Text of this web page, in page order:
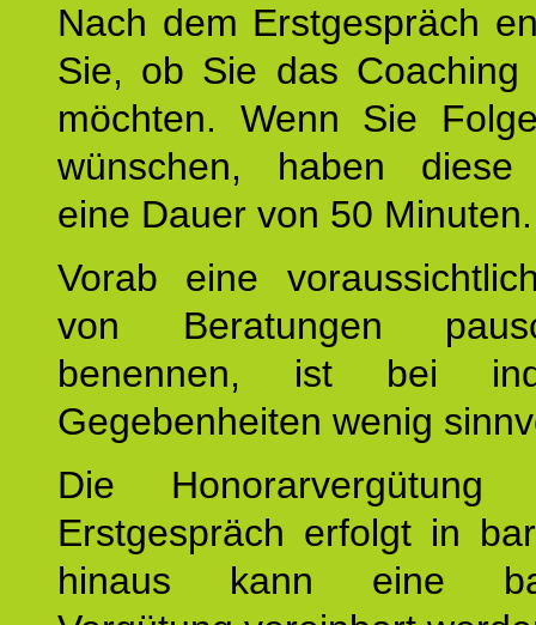
Nach dem Erstgespräch
Sie, ob Sie das Coaching
möchten. Wenn Sie
wünschen, haben diese
eine Dauer von 50 Minuten.
Vorab eine
von Beratungen
benennen, ist bei
Gegebenheiten wenig
Die
Erstgespräch erfolgt in
hinaus kann eine